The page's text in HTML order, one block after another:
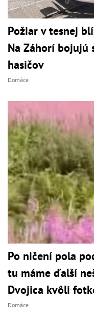
Požiar v tesnej
Na Záhorí bojujú
hasičov
Domáce
Po ničení pola
tu máme ďalší
Dvojica kvôli
Domáce